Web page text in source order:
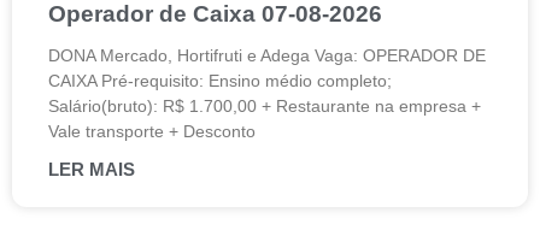
Operador de Caixa 07-08-2026
DONA Mercado, Hortifruti e Adega Vaga: OPERADOR DE
CAIXA Pré-requisito: Ensino médio completo;
Salário(bruto): R$ 1.700,00 + Restaurante na empresa +
Vale transporte + Desconto
LER MAIS